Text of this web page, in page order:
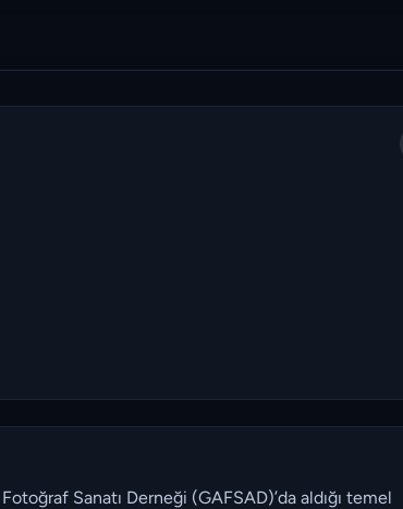
Sanatı Derneği (GAFSAD)’da aldığı temel